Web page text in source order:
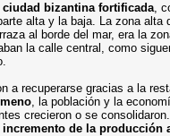
ciudad bizantina fortificada,
alta y la baja. La zona
al borde del mar, era la
la calle central, como
a recuperarse gracias a la
, la población y la
crecieron o se
incremento de la producción